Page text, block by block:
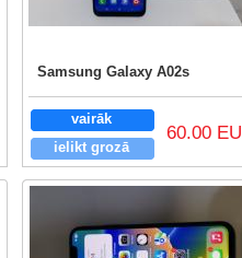
Samsung Galaxy A02s
vairāk
ielikt grozā
60.00